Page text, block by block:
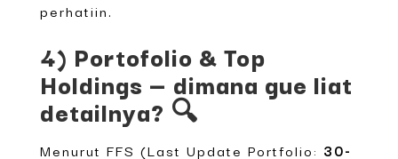
perhatiin.
4) Portofolio & Top
Holdings — dimana gue liat
detailnya? 🔍
Menurut FFS (Last Update Portfolio: 30-